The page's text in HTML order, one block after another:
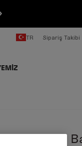
TR Sipariş Takibi
Beyaz